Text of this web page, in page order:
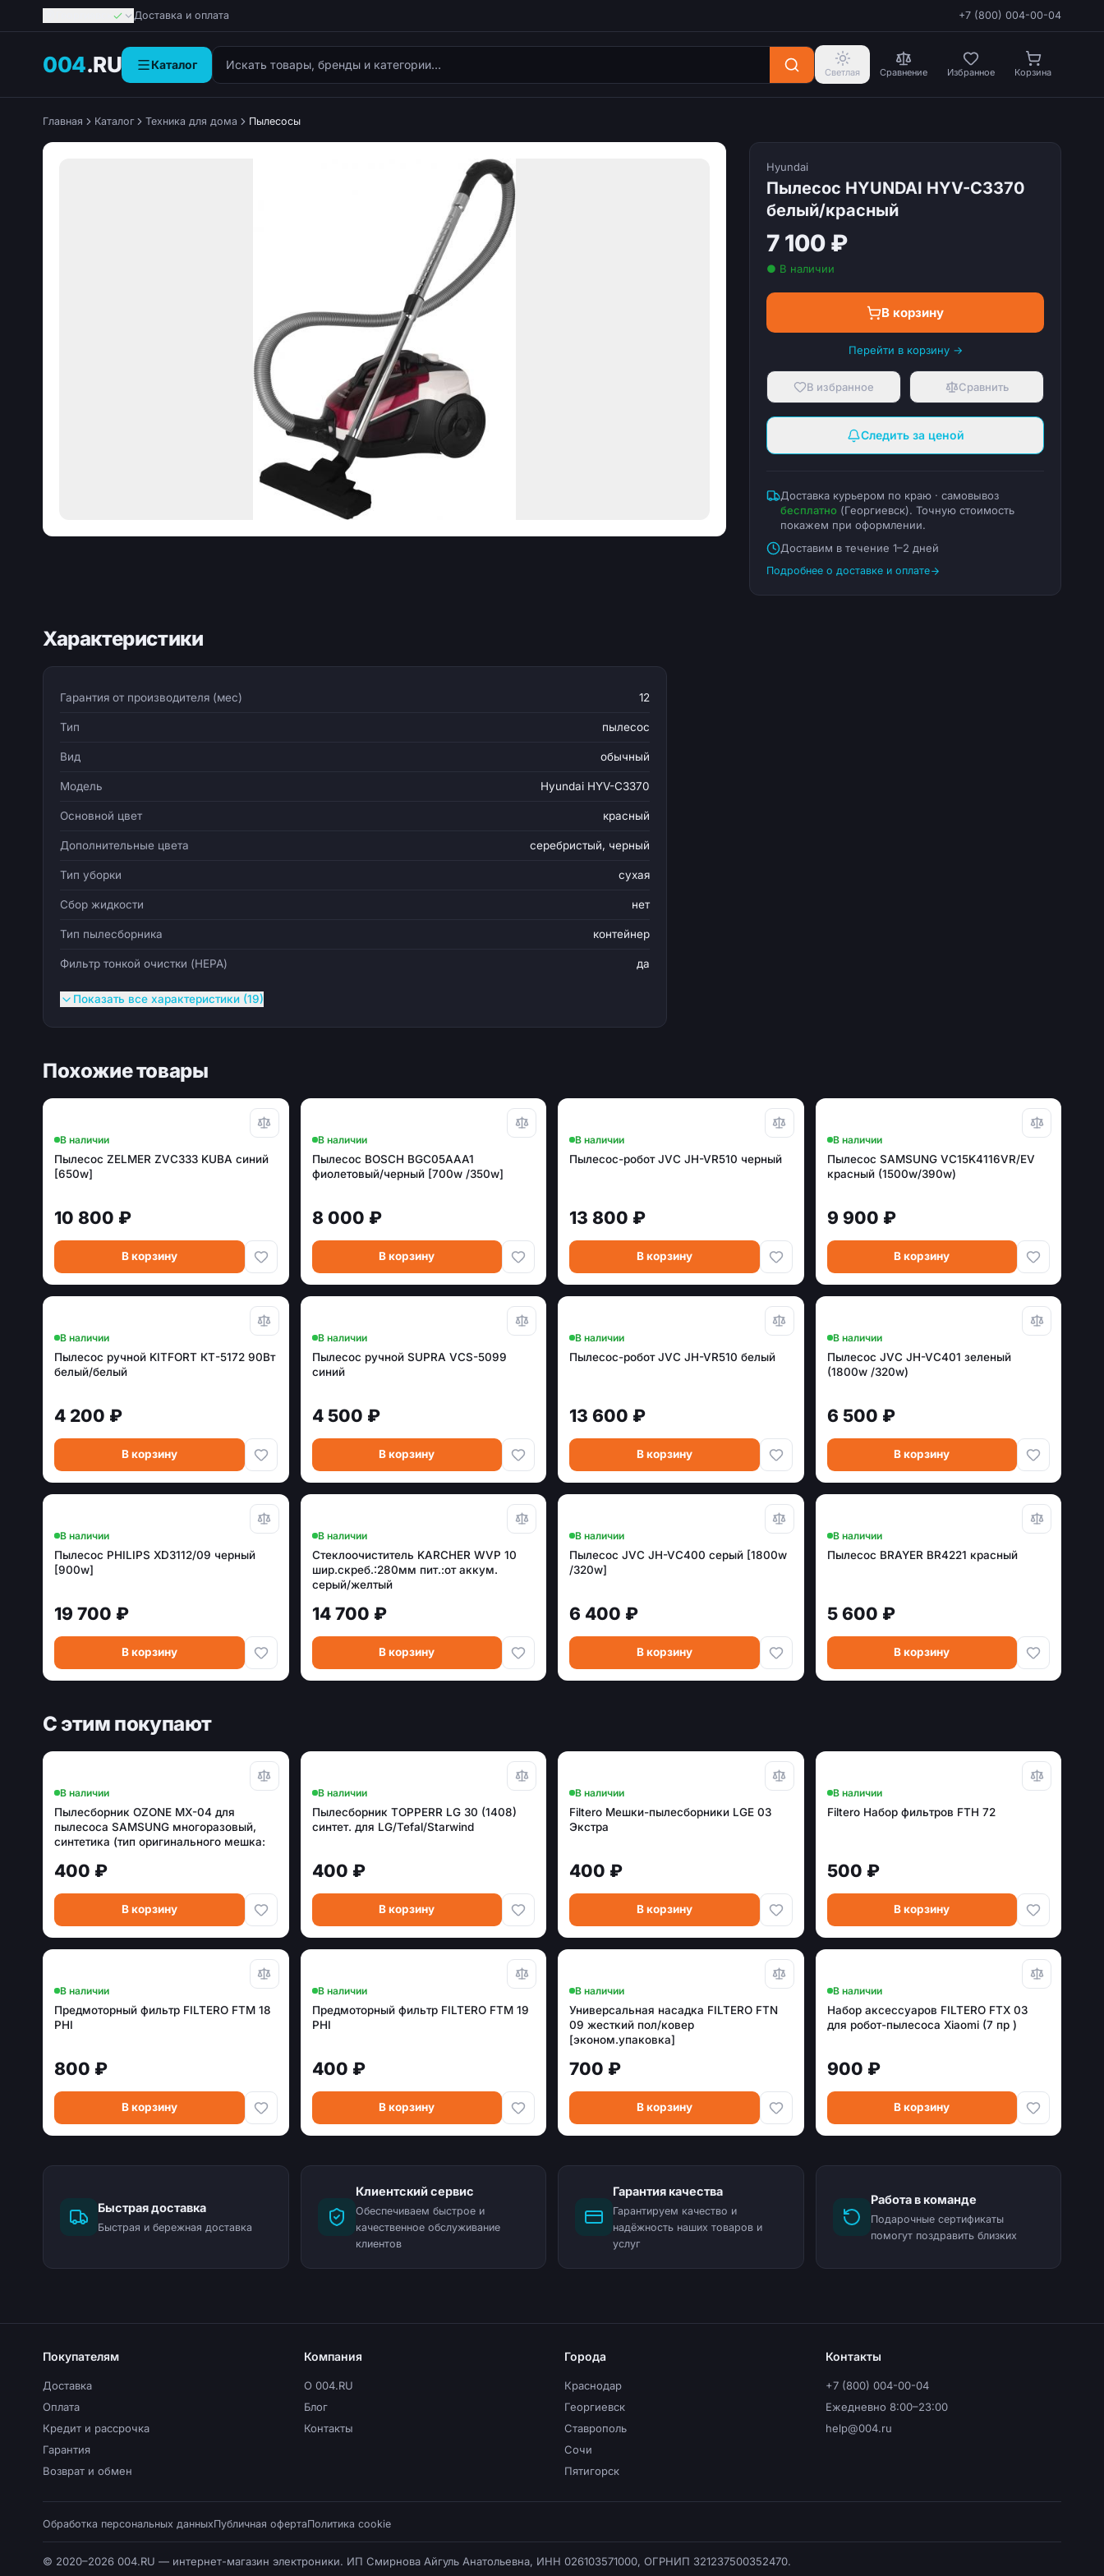
Доставка и оплата +7 (800) 004-00-04
004.RU Каталог
Поиск товаров
Светлая Сравнение Избранное Корзина
Главная Каталог Техника для дома Пылесосы
Hyundai
Пылесос HYUNDAI HYV-C3370
белый/красный
7 100 ₽
● В наличии
В корзину
Перейти в корзину →
В избранное Сравнить
Следить за ценой
Доставка курьером по краю · самовывоз
бесплатно (Георгиевск). Точную стоимость
покажем при оформлении.
Доставим в течение 1–2 дней
Подробнее о доставке и оплате
Характеристики
Гарантия от производителя (мес) 12
Тип пылесос
Вид обычный
Модель Hyundai HYV-C3370
Основной цвет красный
Дополнительные цвета серебристый, черный
Тип уборки сухая
Сбор жидкости нет
Тип пылесборника контейнер
Фильтр тонкой очистки (HEPA) да
Показать все характеристики (19)
Похожие товары
В наличии
Пылесос ZELMER ZVC333 KUBA синий
[650w]
10 800 ₽
В корзину
В наличии
Пылесос BOSCH BGC05AAA1
фиолетовый/черный [700w /350w]
8 000 ₽
В корзину
В наличии
Пылесос-робот JVC JH-VR510 черный
13 800 ₽
В корзину
В наличии
Пылесос SAMSUNG VC15K4116VR/EV
красный (1500w/390w)
9 900 ₽
В корзину
В наличии
Пылесос ручной KITFORT КТ-5172 90Вт
белый/белый
4 200 ₽
В корзину
В наличии
Пылесос ручной SUPRA VCS-5099
синий
4 500 ₽
В корзину
В наличии
Пылесос-робот JVC JH-VR510 белый
13 600 ₽
В корзину
В наличии
Пылесос JVC JH-VC401 зеленый
(1800w /320w)
6 500 ₽
В корзину
В наличии
Пылесос PHILIPS XD3112/09 черный
[900w]
19 700 ₽
В корзину
В наличии
Стеклоочиститель KARCHER WVP 10
шир.скреб.:280мм пит.:от аккум.
серый/желтый
14 700 ₽
В корзину
В наличии
Пылесос JVC JH-VC400 серый [1800w
/320w]
6 400 ₽
В корзину
В наличии
Пылесос BRAYER BR4221 красный
5 600 ₽
В корзину
С этим покупают
В наличии
Пылесборник OZONE MX-04 для
пылесоса SAMSUNG многоразовый,
синтетика (тип оригинального мешка:
400 ₽
В корзину
В наличии
Пылесборник TOPPERR LG 30 (1408)
синтет. для LG/Tefal/Starwind
400 ₽
В корзину
В наличии
Filtero Мешки-пылесборники LGE 03
Экстра
400 ₽
В корзину
В наличии
Filtero Набор фильтров FTH 72
500 ₽
В корзину
В наличии
Предмоторный фильтр FILTERO FTM 18
PHI
800 ₽
В корзину
В наличии
Предмоторный фильтр FILTERO FTM 19
PHI
400 ₽
В корзину
В наличии
Универсальная насадка FILTERO FTN
09 жесткий пол/ковер
[эконом.упаковка]
700 ₽
В корзину
В наличии
Набор аксессуаров FILTERO FTX 03
для робот-пылесоса Xiaomi (7 пр )
900 ₽
В корзину
Быстрая доставка
Быстрая и бережная доставка
Клиентский сервис
Обеспечиваем быстрое и
качественное обслуживание
клиентов
Гарантия качества
Гарантируем качество и
надёжность наших товаров и
услуг
Работа в команде
Подарочные сертификаты
помогут поздравить близких
Покупателям
Доставка
Оплата
Кредит и рассрочка
Гарантия
Возврат и обмен
Компания
О 004.RU
Блог
Контакты
Города
Краснодар
Георгиевск
Ставрополь
Сочи
Пятигорск
Контакты
+7 (800) 004-00-04
Ежедневно 8:00–23:00
help@004.ru
Обработка персональных данныхПубличная офертаПолитика cookie
© 2020–2026 004.RU — интернет-магазин электроники. ИП Смирнова Айгуль Анатольевна, ИНН 026103571000, ОГРНИП 321237500352470.